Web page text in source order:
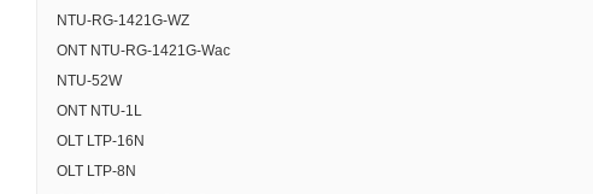
NTU-RG-1421G-WZ
ONT NTU-RG-1421G-Wас
NTU-52W
ONT NTU-1L
OLT LTP-16N
OLT LTP-8N